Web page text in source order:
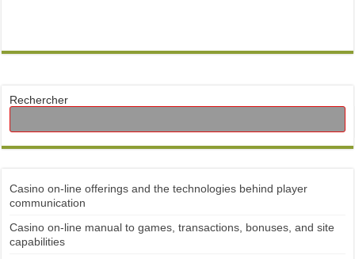
Rechercher
Casino on-line offerings and the technologies behind player
communication
Casino on-line manual to games, transactions, bonuses, and site
capabilities